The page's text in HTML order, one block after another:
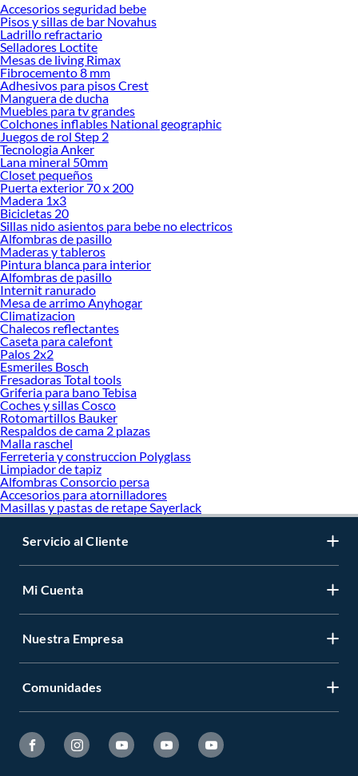
Desde remodelaciones hasta proyectos de decoración, estamos aquí para hacer
tus ideas realidad. ¡Visítanos y encuentra todo lo que tenemos para ofrecerte en
Organizadores de herramientas!
Explora la variedad de productos de Organizadores de herramientas en
Sodimac
Herramientas, materiales y accesorios de calidad para tus proyectos y
renovación de espacios. ¡Visítanos y descubre todo lo que tenemos para
ofrecerte!
Encuentra una amplia variedad de productos de Organizadores de
herramientas en Sodimac. Encuentra todo lo necesario para tus proyectos de
renovación y decoración. ¡Visítanos y haz tus ideas realidad!
Accesorios seguridad bebe
Pisos y sillas de bar Novahus
Ladrillo refractario
Selladores Loctite
Mesas de living Rimax
Fibrocemento 8 mm
Adhesivos para pisos Crest
Manguera de ducha
Muebles para tv grandes
Colchones inflables National geographic
Juegos de rol Step 2
Tecnologia Anker
Lana mineral 50mm
Closet pequeños
Puerta exterior 70 x 200
Madera 1x3
Bicicletas 20
Sillas nido asientos para bebe no electricos
Alfombras de pasillo
Maderas y tableros
Pintura blanca para interior
Alfombras de pasillo
Internit ranurado
Mesa de arrimo Anyhogar
Climatizacion
Chalecos reflectantes
Caseta para calefont
Palos 2x2
Esmeriles Bosch
Fresadoras Total tools
Griferia para bano Tebisa
Coches y sillas Cosco
Rotomartillos Bauker
Respaldos de cama 2 plazas
Malla raschel
Ferreteria y construccion Polyglass
Limpiador de tapiz
Alfombras Consorcio persa
Accesorios para atornilladores
Masillas y pastas de retape Sayerlack
Servicio al Cliente
Mi Cuenta
Nuestra Empresa
Comunidades